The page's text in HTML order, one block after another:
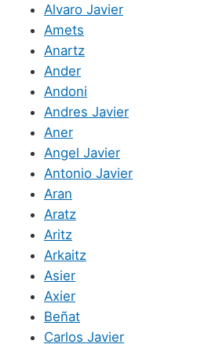
Alvaro Javier
Amets
Anartz
Ander
Andoni
Andres Javier
Aner
Angel Javier
Antonio Javier
Aran
Aratz
Aritz
Arkaitz
Asier
Axier
Beñat
Carlos Javier